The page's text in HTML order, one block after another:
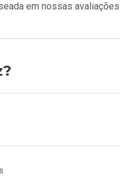
em nossas